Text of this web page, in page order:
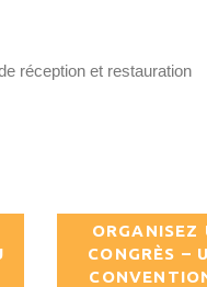
réception et restauration
ORGANISEZ
CONGRÈS –